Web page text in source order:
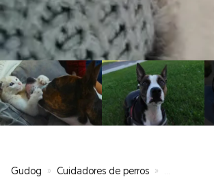
Gudog » Cuidadores de perros »